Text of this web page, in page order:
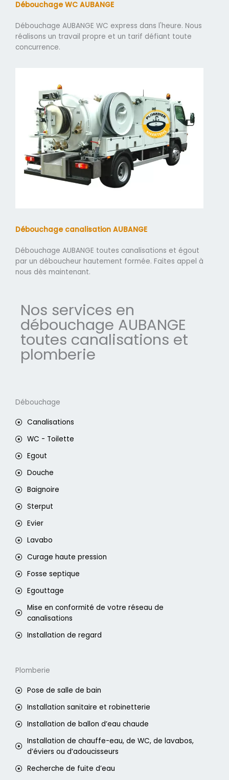
Débouchage WC AUBANGE
Débouchage AUBANGE WC express dans l'heure. Nous
réalisons un travail propre et un tarif défiant toute
concurrence.
Débouchage canalisation AUBANGE
Débouchage AUBANGE toutes canalisations et égout
par un déboucheur hautement formée. Faites appel à
nous dès maintenant.
Nos services en
débouchage AUBANGE
toutes canalisations et
plomberie
Débouchage
Canalisations
WC - Toilette
Egout
Douche
Baignoire
Sterput
Evier
Lavabo
Curage haute pression
Fosse septique
Egouttage
Mise en conformité de votre réseau de
canalisations
Installation de regard
Plomberie
Pose de salle de bain
Installation sanitaire et robinetterie
Installation de ballon d’eau chaude
Installation de chauffe-eau, de WC, de lavabos,
d’éviers ou d’adoucisseurs
Recherche de fuite d’eau